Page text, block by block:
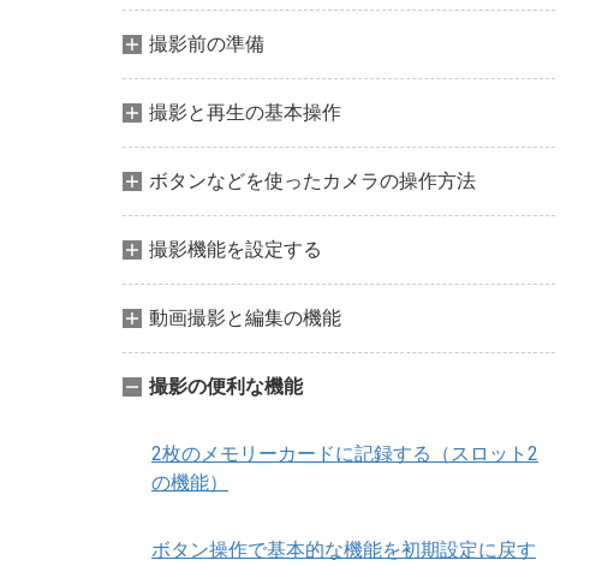
撮影前の準備
撮影と再生の基本操作
ボタンなどを使ったカメラの操作方法
撮影機能を設定する
動画撮影と編集の機能
撮影の便利な機能
2枚のメモリーカードに記録する（スロット2
の機能）
ボタン操作で基本的な機能を初期設定に戻す